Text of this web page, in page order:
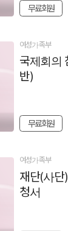
무료회원
여성가족부
국제회의
반)
무료회원
여성가족부
재단(사단
청서